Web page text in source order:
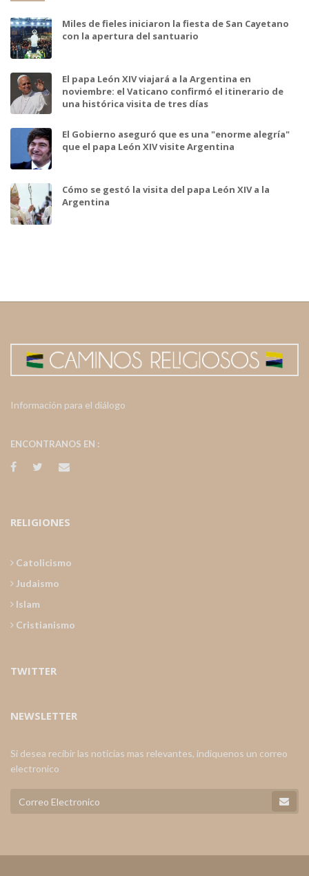
Miles de fieles iniciaron la fiesta de San Cayetano
con la apertura del santuario
El papa León XIV viajará a la Argentina en
noviembre: el Vaticano confirmó el itinerario de
una histórica visita de tres días
El Gobierno aseguró que es una "enorme alegría"
que el papa León XIV visite Argentina
Cómo se gestó la visita del papa León XIV a la
Argentina
Información para el diálogo
ENCONTRANOS EN :
RELIGIONES
Catolicismo
Judaismo
Islam
Cristianismo
TWITTER
NEWSLETTER
Si desea recibir las noticias mas relevantes, indiquenos un correo
electronico